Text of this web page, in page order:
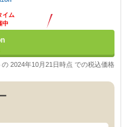
イム
中
2024年10月21日時点 での税込価格